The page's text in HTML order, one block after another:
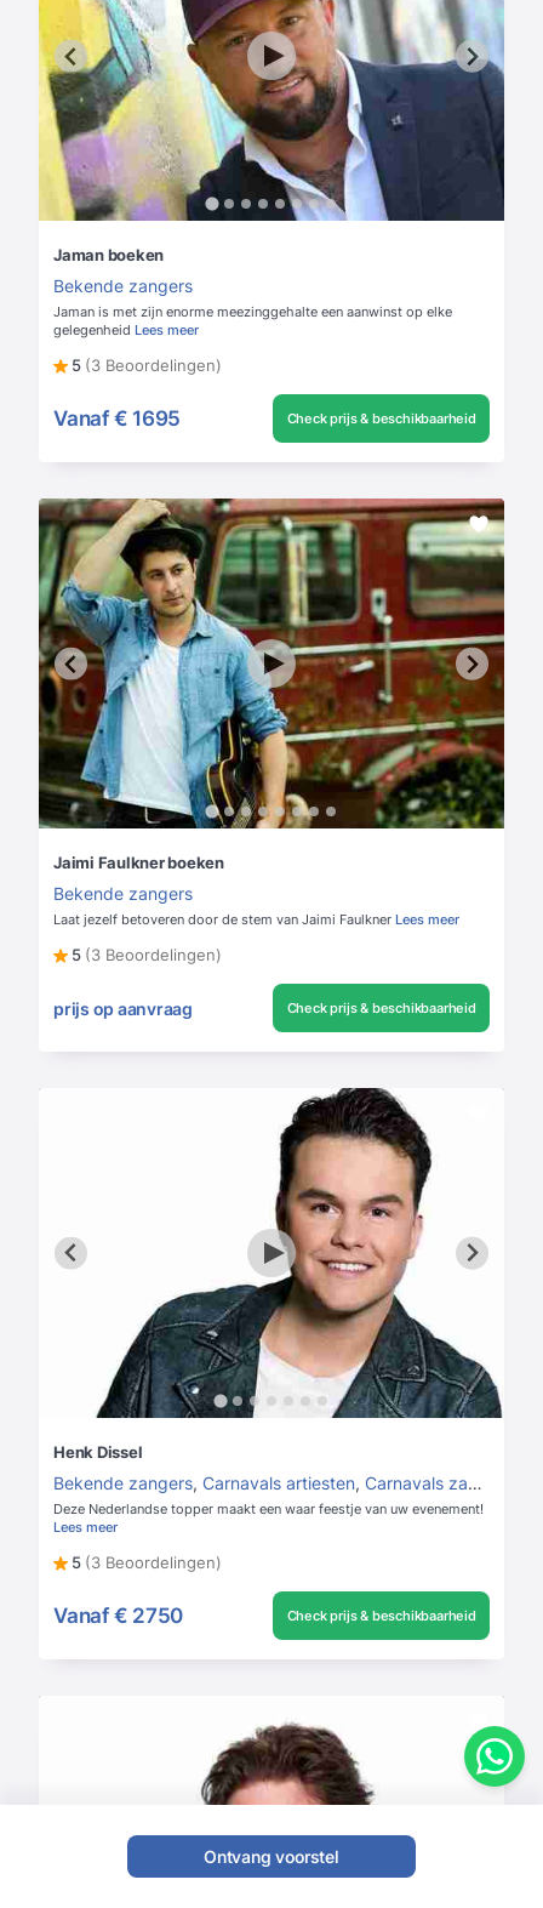
Jaman boeken
Bekende zangers
Jaman is met zijn enorme meezinggehalte een aanwinst op elke
gelegenheid Lees meer
5 (3 Beoordelingen)
Vanaf € 1695 Check prijs & beschikbaarheid
Jaimi Faulkner boeken
Bekende zangers
Laat jezelf betoveren door de stem van Jaimi Faulkner Lees meer
5 (3 Beoordelingen)
prijs op aanvraag Check prijs & beschikbaarheid
Henk Dissel
Bekende zangers, Carnavals artiesten, Carnavals zangers
Deze Nederlandse topper maakt een waar feestje van uw evenement!
Lees meer
5 (3 Beoordelingen)
Vanaf € 2750 Check prijs & beschikbaarheid
Ontvang voorstel